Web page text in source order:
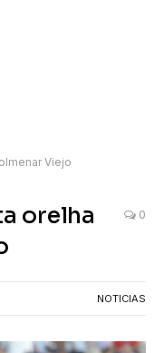
Viejo
orelha
0
NOTICIAS